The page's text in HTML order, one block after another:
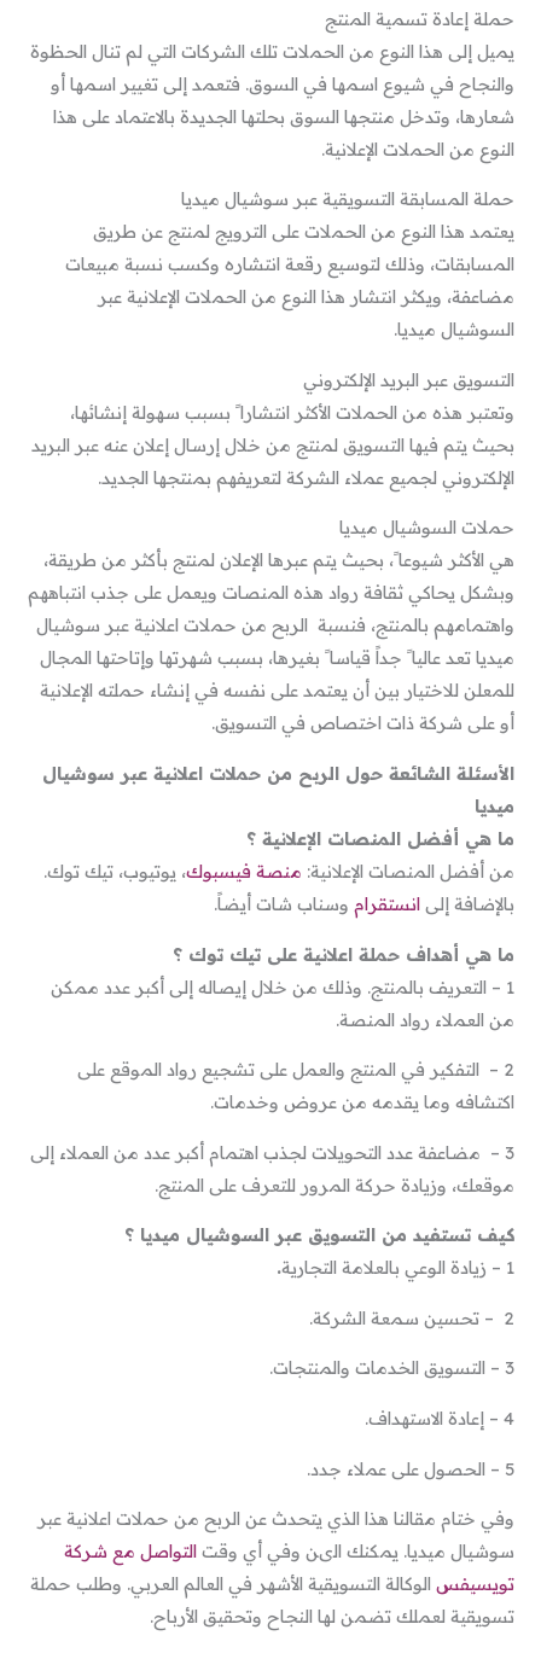
حملة إعادة تسمية المنتج
يميل إلى هذا النوع من الحملات تلك الشركات التي لم تنال الحظوة
والنجاح في شيوع اسمها في السوق. فتعمد إلى تغيير اسمها أو
شعارها، وتدخل منتجها السوق بحلتها الجديدة بالاعتماد على هذا
النوع من الحملات الإعلانية.
حملة المسابقة التسويقية عبر سوشيال ميديا
يعتمد هذا النوع من الحملات على الترويج لمنتج عن طريق
المسابقات، وذلك لتوسيع رقعة انتشاره وكسب نسبة مبيعات
مضاعفة، ويكثر انتشار هذا النوع من الحملات الإعلانية عبر
السوشيال ميديا.
التسويق عبر البريد الإلكتروني
وتعتبر هذه من الحملات الأكثر انتشارا ً بسبب سهولة إنشائها،
بحيث يتم فيها التسويق لمنتج من خلال إرسال إعلان عنه عبر البريد
الإلكتروني لجميع عملاء الشركة لتعريفهم بمنتجها الجديد.
حملات السوشيال ميديا
هي الأكثر شيوعا ً، بحيث يتم عبرها الإعلان لمنتج بأكثر من طريقة،
وبشكل يحاكي ثقافة رواد هذه المنصات ويعمل على جذب انتباههم
واهتمامهم بالمنتج، فنسبة الربح من حملات اعلانية عبر سوشيال
ميديا تعد عاليا ً جداً قياسا ً بغيرها، بسبب شهرتها وإتاحتها المجال
للمعلن للاختيار بين أن يعتمد على نفسه في إنشاء حملته الإعلانية
أو على شركة ذات اختصاص في التسويق.
الأسئلة الشائعة حول الربح من حملات اعلانية عبر سوشيال
ميديا
ما هي أفضل المنصات الإعلانية ؟
من أفضل المنصات الإعلانية: منصة فيسبوك، يوتيوب، تيك توك.
بالإضافة إلىانستقرام وسناب شات أيضاً.
ما هي أهداف حملة اعلانية على تيك توك ؟
1 – التعريف بالمنتج. وذلك من خلال إيصاله إلى أكبر عدد ممكن
من العملاء رواد المنصة.
2 – التفكير في المنتج والعمل على تشجيع رواد الموقع على
اكتشافه وما يقدمه من عروض وخدمات.
3 – مضاعفة عدد التحويلات لجذب اهتمام أكبر عدد من العملاء إلى
موقعك، وزيادة حركة المرور للتعرف على المنتج.
كيف تستفيد من التسويق عبر السوشيال ميديا ؟
1 – زيادة الوعي بالعلامة التجارية
.
2 – تحسين سمعة الشركة.
3 – التسويق الخدمات والمنتجات.
4 – إعادة الاستهداف.
5 – الحصول على عملاء جدد.
وفي ختام مقالنا هذا الذي يتحدث عن الربح من حملات اعلانية عبر
سوشيال ميديا. يمكنك الىن وفي أي وقتالتواصل مع شركة
تويسيفس الوكالة التسويقية الأشهر في العالم العربي. وطلب حملة
تسويقية لعملك تضمن لها النجاح وتحقيق الأرباح.